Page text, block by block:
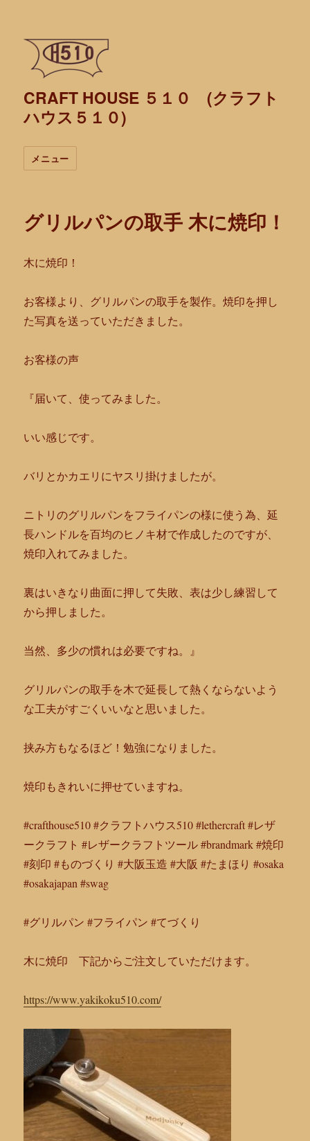
CRAFT HOUSE ５１０ (クラフト
ハウス５１０)
メニュー
グリルパンの取手 木に焼印！
木に焼印！
お客様より、グリルパンの取手を製作。焼印を押し
た写真を送っていただきました。
お客様の声
『届いて、使ってみました。
いい感じです。
バリとかカエリにヤスリ掛けましたが。
ニトリのグリルパンをフライパンの様に使う為、延
長ハンドルを百均のヒノキ材で作成したのですが、
焼印入れてみました。
裏はいきなり曲面に押して失敗、表は少し練習して
から押しました。
当然、多少の慣れは必要ですね。』
グリルパンの取手を木で延長して熱くならないよう
な工夫がすごく いいなと思いました。
挟み方もなるほど！勉強になりました。
焼印もきれいに押せていますね。
#crafthouse510 #クラフトハウス510 #lethercraft #レザ
ークラフト #レザークラフトツール #brandmark #焼印
#刻印 #ものづくり #大阪玉造 #大阪 #たまほり #osaka
#osakajapan #swag
#グリルパン #フライパン #てづくり
木に焼印 下記からご注文していただけます。
https://www.yakikoku510.com/